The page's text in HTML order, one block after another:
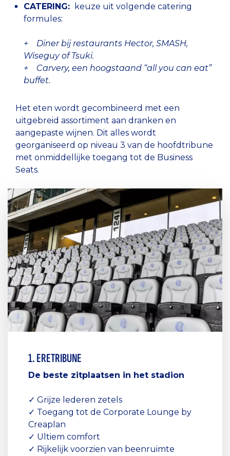
CATERING:
keuze uit volgende catering
formules:
+ Diner bij restaurants Hector, SMASH,
Wiseguy of Tsuki.
+ Carvery, een hoogstaand “all you can eat”
buffet.
Het eten wordt gecombineerd met een
uitgebreid assortiment aan dranken en
aangepaste wijnen. Dit alles wordt
georganiseerd op niveau 3 van de hoofdtribune
met onmiddellijke toegang tot de Business
Seats.
1. ERETRIBUNE
De beste zitplaatsen in het stadion
✓ Grijze lederen zetels
✓ Toegang tot de Corporate Lounge by
Creaplan
✓ Ultiem comfort
✓ Rijkelijk voorzien van beenruimte